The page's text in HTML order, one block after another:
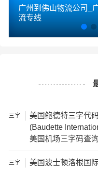
广州到佛山物流公司_
流专线
三字
美国鲍德特三字代
(Baudette
美国机场三字码查询
三字
美国波士顿洛根国